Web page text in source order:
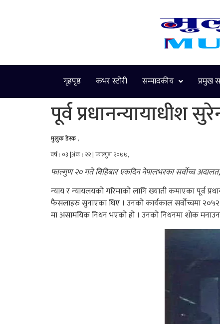
गृहपृष्ठ कभर स्टोरी सम्पादकीय प्रमुख
पूर्व प्रधानन्यायाधीश
मुलुक डेस्क ,
वर्ष : ०३ |अंक : २२ | फाल्गुण २०७७,
फाल्गुण २० गते बिहिबार एकदिन नेपालभरका सर्वोच्च
न्याय र न्यायलयको गरिमाको लागि ख्याती कमाएका पूर्व
फैसलाहरु सुनाएका थिए । उनको कार्यकाल सर्वोच्चमा
मा असामयिक निधन भएको हो । उनको निधनमा शोक